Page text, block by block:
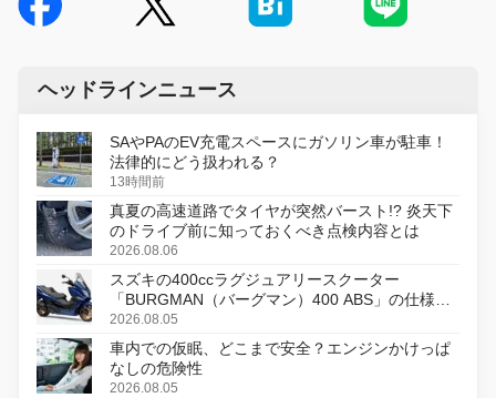
ヘッドラインニュース
SAやPAのEV充電スペースにガソリン車が駐車！
法律的にどう扱われる？
13時間前
真夏の高速道路でタイヤが突然バースト!? 炎天下
のドライブ前に知っておくべき点検内容とは
2026.08.06
スズキの400ccラグジュアリースクーター
「BURGMAN（バーグマン）400 ABS」の仕様を
変更し、8月18日に発売
2026.08.05
車内での仮眠、どこまで安全？エンジンかけっぱ
なしの危険性
2026.08.05